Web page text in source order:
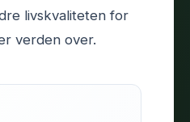
livskvaliteten for
verden over.